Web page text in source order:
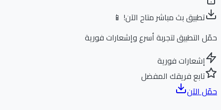
تطبيق بث مباشر متاح الآن! 📱
التطبيق لتجربة أسرع وإشعارات فورية
إشعارات فورية
تابع فريقك المفضل
الآن